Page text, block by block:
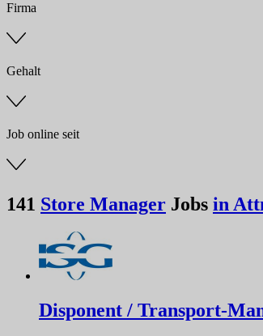
Firma
Gehalt
Job online seit
141 Store Manager Jobs in
Disponent / Transport-